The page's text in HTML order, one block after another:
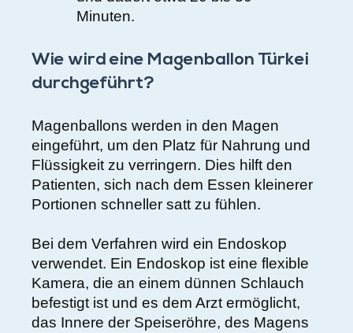
Minuten.
Wie wird eine Magenballon Türkei
durchgeführt?
Magenballons werden in den Magen
eingeführt, um den Platz für Nahrung und
Flüssigkeit zu verringern. Dies hilft den
Patienten, sich nach dem Essen kleinerer
Portionen schneller satt zu fühlen.
Bei dem Verfahren wird ein Endoskop
verwendet. Ein Endoskop ist eine flexible
Kamera, die an einem dünnen Schlauch
befestigt ist und es dem Arzt ermöglicht,
das Innere der Speiseröhre, des Magens